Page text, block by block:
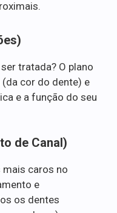
tratada? O plano
cor do dente) e
e a função do seu
de Canal)
caros no
e
os dentes